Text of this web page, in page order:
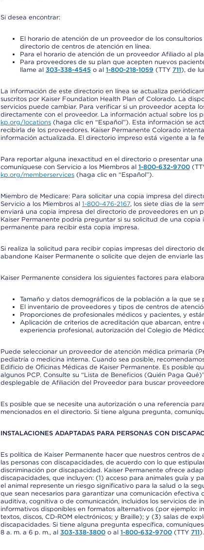
Si desea encontrar:
El horario de atención de un proveedor de los
directorio de centros de atención en línea.
Para el horario de atención de un proveedor Afiliado al
Para proveedores de su plan que acepten nuevos
llame al 303-338-4545o al 1-800-218-1059 (TTY 711), de
La información de este directorio en línea se actualiza
suscritos por Kaiser Foundation Health Plan of Colorado. La
servicios puede cambiar. Para verificar si un proveedor acepta
directamente con el proveedor. La información actual sobre los
kp.org/locations(haga clic en “Español”). Esta información se
recibirla de los proveedores. Kaiser Permanente Colorado
información actualizada. El directorio impreso está vigente a la
Para reportar alguna inexactitud en el directorio o presentar
comuníquese con Servicio a los Miembros al 1-800-632-9700
kp.org/memberservices(haga clic en “Español”).
Miembro de Medicare: Para solicitar una copia impresa del
Servicio a los Miembros al 1-800-476-2167, los siete días de la
enviará una copia impresa del directorio de proveedores en un
Kaiser Permanente podría preguntar si su solicitud de una copia
permanente para recibir esta copia impresa.
Si realiza la solicitud para recibir copias impresas del directorio
abandone Kaiser Permanente o solicite que dejen de enviarle las
Kaiser Permanente considera los siguientes factores para
Tamaño y datos demográficos de la población a la que se
El inventario de proveedores y tipos de centros de
Proporciones de profesionales médicos y pacientes, y
Aplicación de criterios de acreditación que abarcan, entre
experiencia profesional, autorización del Colegio de
Puede seleccionar un proveedor de atención médica primaria
pediatría o medicina interna. Cuando sea posible,
Edificio de Oficinas Médicas de Kaiser Permanente. Es posible
algunos PCP. Consulte su “Lista de Beneficios (Quién Paga
desplegable de Afiliación del Proveedor para buscar
Es posible que se necesite una autorización o una referencia
mencionados en el directorio. Si tiene alguna pregunta,
INSTALACIONES ADAPTADAS PARA PERSONAS CON
Es política de Kaiser Permanente hacer que nuestros centros
las personas con discapacidades, de acuerdo con lo que
discriminación por discapacidad. Kaiser Permanente ofrece
discapacidades, que incluyen: (1) acceso para animales guía y
el animal represente un riesgo significativo para la salud o la
que sean necesarios para garantizar una comunicación efectiva
auditiva, cognitiva o de comunicación, incluidos los servicios de
informativos disponibles en formatos alternativos (por ejemplo:
textos, discos, CD-ROM electrónicos; y Braille); y (3) salas de
discapacidades. Si tiene alguna pregunta específica,
8 a. m. a 6 p. m., al 303-338-3800o al 1-800-632-9700(TTY 711).